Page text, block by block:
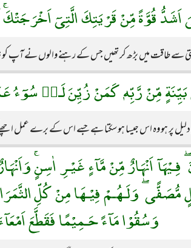
قُوَّةً مِّنْ قَرْيَتِكَ الَّتِىٓ
سے طاقت میں بڑھ کر تھیں جس کے رہنے والوں نے آپ کو
مِّنْ رَّبِّهٖ كَمَنْ زُيِّنَ لَـهٝ سُوٓءُ
پر ہو وہ اس جیسا ہو سکتا ہے جسے اس کے برے عمل
فِـيْهَآ اَنْهَارٌ مِّنْ مَّآءٍ غَيْـرِ اٰسِنٍۚ
مُّصَفًّى ۖ وَلَـهُـمْ فِيْـهَا مِنْ كُلِّ
وَسُقُوْا مَآءً حَـمِيْمًا فَقَطَّعَ